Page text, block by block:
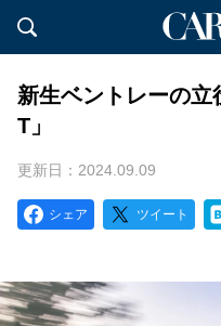
新生ベントレーの
T」
更新日：2024.09.09
シェア ツイート